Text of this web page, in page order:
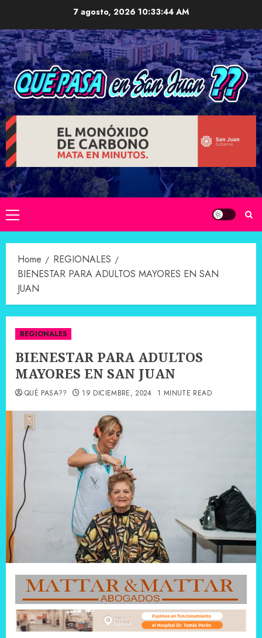
content
7 agosto, 2026 10:33:45 AM
Primary
Menu
Home
REGIONALES
BIENESTAR PARA ADULTOS MAYORES EN SAN
JUAN
REGIONALES
BIENESTAR PARA ADULTOS
MAYORES EN SAN JUAN
QUÉ PASA?? 19 DICIEMBRE, 2024 1 MINUTE READ